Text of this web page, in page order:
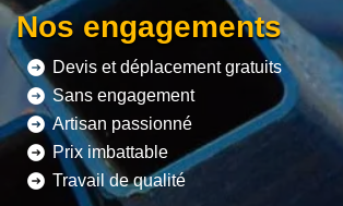
Nos engagements
Devis et déplacement gratuits
Sans engagement
Artisan passionné
Prix imbattable
Travail de qualité